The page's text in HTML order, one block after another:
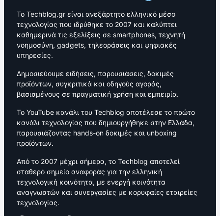
Το Techblog.gr είναι ανεξάρτητο ελληνικό μέσο
τεχνολογίας που ιδρύθηκε το 2007 και καλύπτει
καθημερινά τις εξελίξεις σε smartphones, τεχνητή
νοημοσύνη, gadgets, τηλεοράσεις και ψηφιακές
υπηρεσίες.
Δημοσιεύουμε ειδήσεις, παρουσιάσεις, δοκιμές
προϊόντων, συγκριτικά και οδηγούς αγοράς,
βασισμένους σε πραγματική χρήση και εμπειρία.
Το YouTube κανάλι του Techblog αποτέλεσε το πρώτο
κανάλι τεχνολογίας που δημιουργήθηκε στην Ελλάδα,
παρουσιάζοντας hands-on δοκιμές και unboxing
προϊόντων.
Από το 2007 μέχρι σήμερα, το Techblog αποτελεί
σταθερό σημείο αναφοράς για την ελληνική
τεχνολογική κοινότητα, με ενεργή κοινότητα
αναγνωστών και συνεργασίες με κορυφαίες εταιρείες
τεχνολογίας.